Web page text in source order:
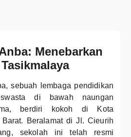
Menebarkan
sebuah lembaga pendidikan
di bawah naungan
berdiri kokoh di Kota
Barat. Beralamat di Jl. Cieurih
sekolah ini telah resmi